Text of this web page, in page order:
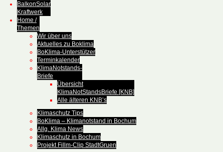
BalkonSolar
Kraftwerk
Home /
Themen
Wir über uns
Aktuelles zu Boklima
BoKlima-Unterstützer
Terminkalender
KlimaNotstands-
Briefe
Übersicht
KlimaNotStandsBriefe [KNB]
Alle älteren KNB’s
Klimaschutz Tips
BoKlima – Klimanotstand in Bochum
Allg. Klima News
Klimaschutz in Bochum
Projekt Fillm-Clip StadtGruen